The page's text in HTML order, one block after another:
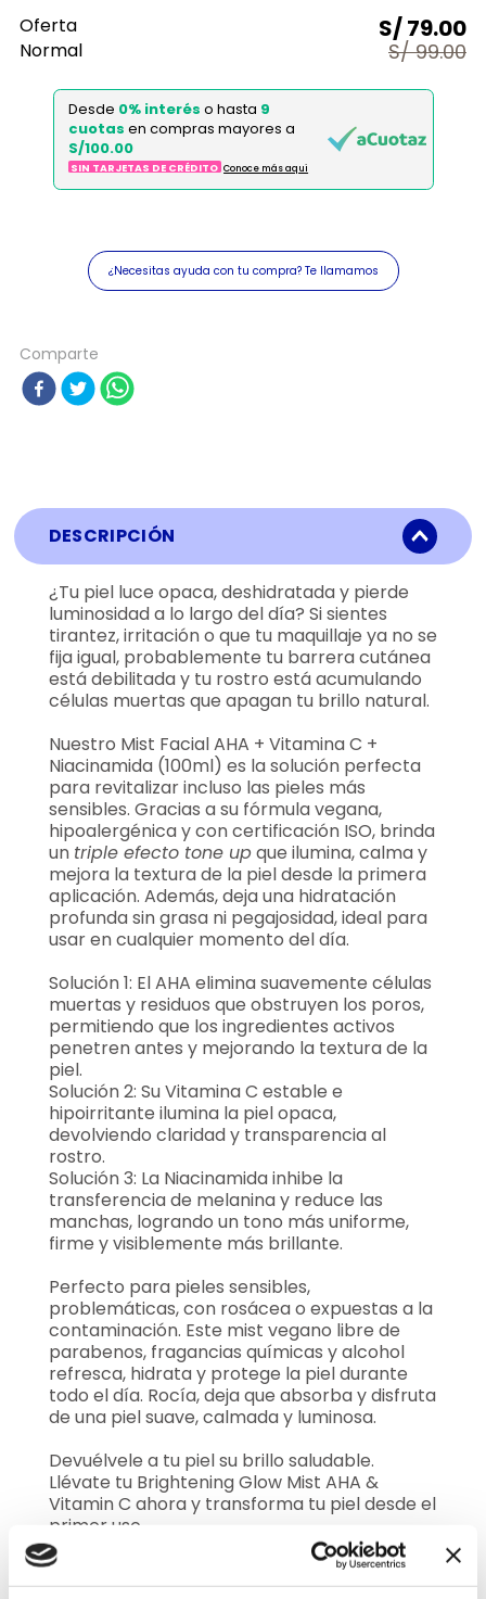
Oferta S/79.00
Normal S/99.00
Desde 0% interés o hasta 9
cuotas en compras mayores a
S/100.00
SIN TARJETAS DE CRÉDITO Conoce más aqui
¿Necesitas ayuda con tu compra? Te llamamos
Comparte
DESCRIPCIÓN
¿Tu piel luce opaca, deshidratada y pierde
luminosidad a lo largo del día? Si sientes
tirantez, irritación o que tu maquillaje ya no se
fija igual, probablemente tu barrera cutánea
está debilitada y tu rostro está acumulando
células muertas que apagan tu brillo natural.
Nuestro Mist Facial AHA + Vitamina C +
Niacinamida (100ml) es la solución perfecta
para revitalizar incluso las pieles más
sensibles. Gracias a su fórmula vegana,
hipoalergénica y con certificación ISO, brinda
un triple efecto tone upque ilumina, calma y
mejora la textura de la piel desde la primera
aplicación. Además, deja una hidratación
profunda sin grasa ni pegajosidad, ideal para
usar en cualquier momento del día.
Solución 1: El AHA elimina suavemente células
muertas y residuos que obstruyen los poros,
permitiendo que los ingredientes activos
penetren antes y mejorando la textura de la
piel.
Solución 2: Su Vitamina C estable e
hipoirritante ilumina la piel opaca,
devolviendo claridad y transparencia al
rostro.
Solución 3: La Niacinamida inhibe la
transferencia de melanina y reduce las
manchas, logrando un tono más uniforme,
firme y visiblemente más brillante.
Perfecto para pieles sensibles,
problemáticas, con rosácea o expuestas a la
contaminación. Este mist vegano libre de
parabenos, fragancias químicas y alcohol
refresca, hidrata y protege la piel durante
todo el día. Rocía, deja que absorba y disfruta
de una piel suave, calmada y luminosa.
Devuélvele a tu piel su brillo saludable.
Llévate tu Brightening Glow Mist AHA &
Vitamin C ahora y transforma tu piel desde el
primer uso.